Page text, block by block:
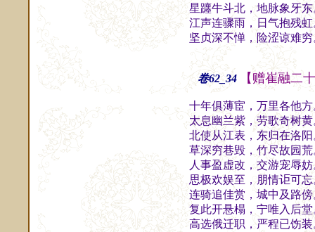
星躔牛斗北，地脉象牙
江声连骤雨，日气抱残
坚贞深不惮，险涩谅难
卷62_34 【赠崔融二
十年俱薄宦，万里各他
太息幽兰紫，劳歌奇树
北使从江表，东归在洛
草深穷巷毁，竹尽故园
人事盈虚改，交游宠辱
思极欢娱至，朋情讵可
连骑追佳赏，城中及路
复此开悬榻，宁唯入后
高选俄迁职，严程已饬